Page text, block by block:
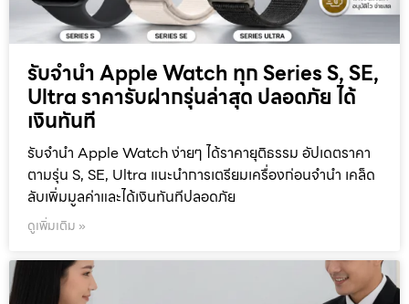
รับจำนำ Apple Watch ทุก Series S, SE,
Ultra ราคารับฝากรุ่นล่าสุด ปลอดภัย ได้
เงินทันที
รับจำนำ Apple Watch ง่ายๆ ได้ราคายุติธรรม อัปเดตราคา
ตามรุ่น S, SE, Ultra แนะนำการเตรียมเครื่องก่อนจำนำ เคล็ด
ลับเพิ่มมูลค่าและได้เงินทันทีปลอดภัย
ดูเพิ่มเติม »